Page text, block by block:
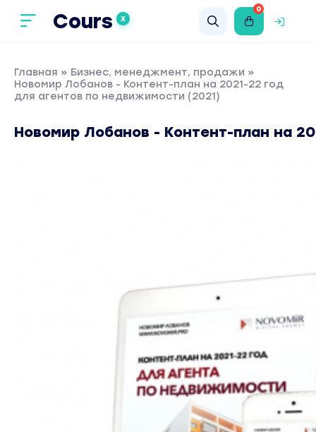
Cours X
0
Главная » Бизнес, менеджмент, продажи »
Новомир Лобанов - Контент-план на 2021-22 год
для агентов по недвижимости (2021)
Новомир Лобанов - Контент-план на